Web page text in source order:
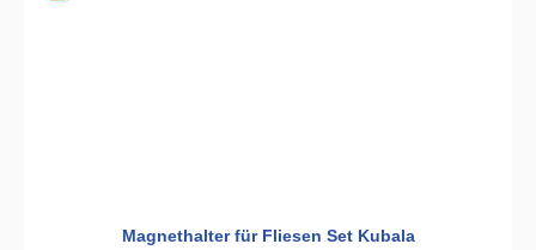
Magnethalter für Fliesen Set Kubala